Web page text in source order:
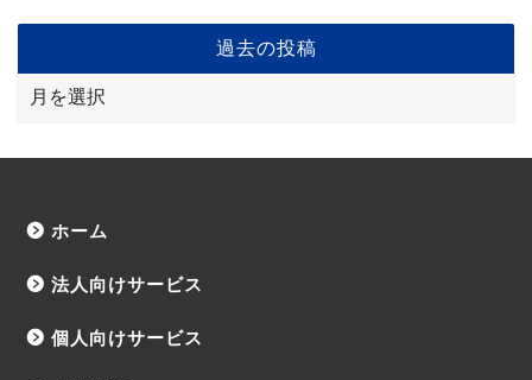
過去の投稿
ホーム
法人向けサービス
個人向けサービス